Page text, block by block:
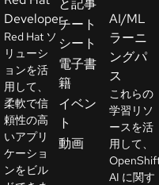
Developer
Red Hat ソ
リューシ
ョンを活
用して、
柔軟で信
頼性の高
いアプリ
ケーショ
ンをビル
と記事
チート
シート
電子書
籍
イベン
ト
動画
AI/ML
ラーニ
ングパ
ス
これらの
学習リソ
ースを活
用して、
AI に関す